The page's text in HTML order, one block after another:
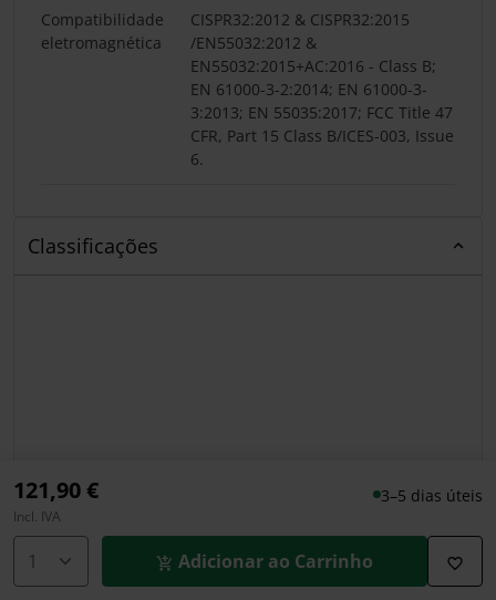
121,90 € 3–5 dias úteis
Incl. IVA
Adicionar ao Carrinho
Compatibilidade
eletromagnética
CISPR32:2012 & CISPR32:2015
/EN55032:2012 &
EN55032:2015+AC:2016 - Class B;
EN 61000-3-2:2014; EN 61000-3-
3:2013; EN 55035:2017; FCC Title 47
CFR, Part 15 Class B/ICES-003, Issue
6.
Classificações